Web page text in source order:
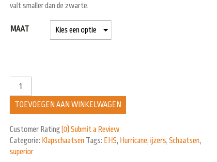
valt smaller dan de zwarte.
MAAT
TOEVOEGEN AAN WINKELWAGEN
Customer Rating(0) Submit a Review
Categorie: Klapschaatsen Tags: EHS, Hurricane, ijzers, Schaatsen,
superior